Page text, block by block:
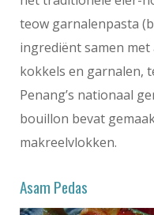
teow garnalenpasta
ingrediënt samen
kokkels en garnalen,
Penang’s nationaal
bouillon bevat
makreelvlokken.
Asam Pedas